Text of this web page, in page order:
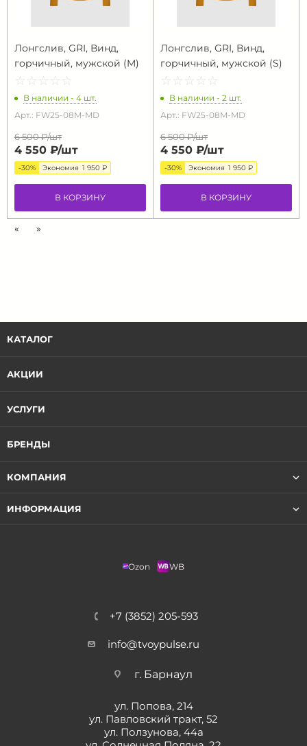
Лонгслив, GRI, Винд,
горчичный, мужской (M)
☆ ☆ ☆ ☆ ☆
★ ★ ★ ★ ★
В наличии - 4 шт.
Арт.: FW25-08M-MD
6 500 ₽/шт
4 550 ₽/шт
-30% Экономия 1 950 ₽
В КОРЗИНУ
Лонгслив, GRI, Винд,
горчичный, мужской (S)
☆ ☆ ☆ ☆ ☆
★ ★ ★ ★ ★
В наличии - 2 шт.
Арт.: FW25-08M-MD
6 500 ₽/шт
4 550 ₽/шт
-30% Экономия 1 950 ₽
В КОРЗИНУ
« »
КАТАЛОГ
АКЦИИ
УСЛУГИ
БРЕНДЫ
КОМПАНИЯ
ИНФОРМАЦИЯ
Ozon WB
+7 (3852) 205-593
info@tvoypulse.ru
г. Барнаул
ул. Попова, 214
ул. Павловский тракт, 52
ул. Ползунова, 44а